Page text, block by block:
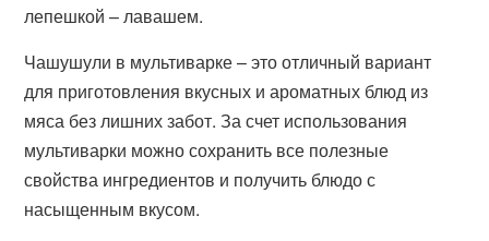
лепешкой – лавашем.
Чашушули в мультиварке – это отличный вариант
для приготовления вкусных и ароматных блюд из
мяса без лишних забот. За счет использования
мультиварки можно сохранить все полезные
свойства ингредиентов и получить блюдо с
насыщенным вкусом.